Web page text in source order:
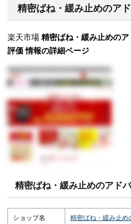
精密ばね・緩み止めのア
楽天市場 精密ばね・緩み止めの
評価 情報の詳細ページ
精密ばね・緩み止めのアド
ショップ名 精密ばね・緩み止め